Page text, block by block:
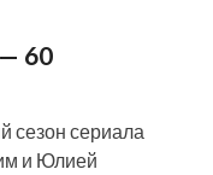
60
сезон сериала
и Юлией